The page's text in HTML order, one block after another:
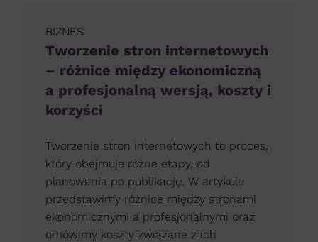
BIZNES
Tworzenie stron internetowych
– różnice między ekonomiczną
a profesjonalną wersją, koszty i
korzyści
Tworzenie stron internetowych to proces,
który obejmuje różne etapy, od
planowania po publikację. W artykule
przedstawimy różnice między stronami
ekonomicznymi a profesjonalnymi oraz
omówimy koszty związane z ich